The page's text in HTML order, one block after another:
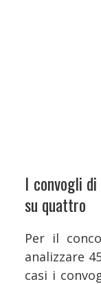
I convogli
su quattro
Per il
analizzare
casi i